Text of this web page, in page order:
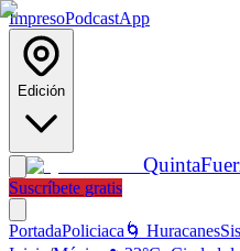
ImpresoPodcastApp
Edición
Quinta
Suscríbete gratis
PortadaPoliciaca 🌀 Huracanes